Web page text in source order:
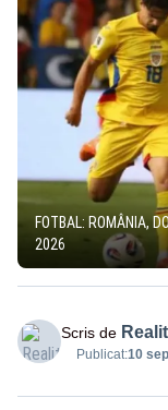
FOTBAL: ROMÂNIA,
2026
Scris de
Publicat:10